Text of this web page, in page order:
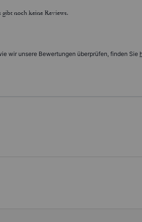
gibt noch keine Reviews.
wir unsere Bewertungen überprüfen, finden Sie